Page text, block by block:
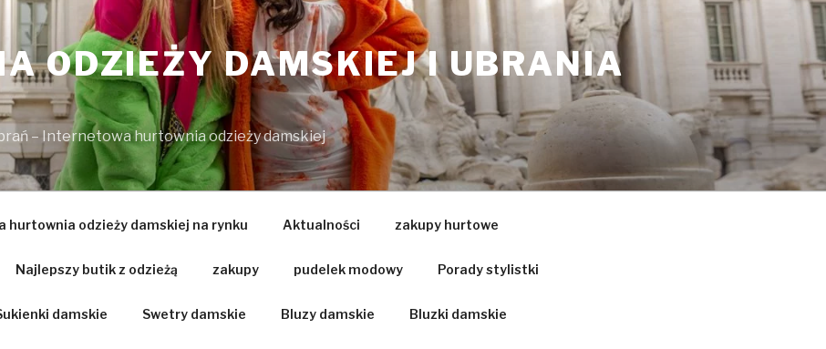
ODZIEŻY DAMSKIEJ I UBRANIA
– Internetowa hurtownia odzieży damskiej
hurtownia odzieży damskiej na rynku Aktualności zakupy hurtowe
Najlepszy butik z odzieżą zakupy pudelek modowy Porady stylistki
damskie Swetry damskie Bluzy damskie Bluzki damskie